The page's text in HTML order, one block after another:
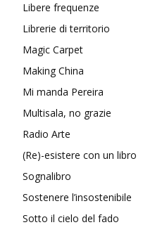
Libere frequenze
Librerie di territorio
Magic Carpet
Making China
Mi manda Pereira
Multisala, no grazie
Radio Arte
(Re)-esistere con un libro
Sognalibro
Sostenere l’insostenibile
Sotto il cielo del fado